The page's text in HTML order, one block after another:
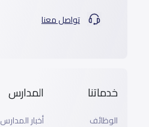
تواصل معنا
خدماتنا
الوظائف
المدارس
أخبار المدارس